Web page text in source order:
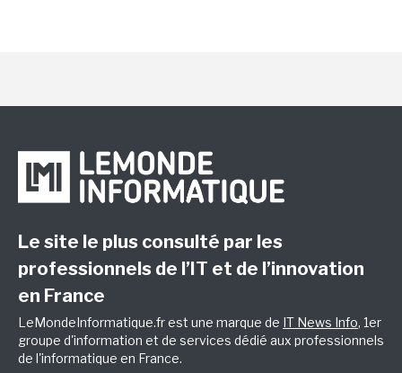
Le site le plus consulté par les
professionnels de l’IT et de l’innovation
en France
LeMondeInformatique.fr est une marque de IT News Info, 1er
groupe d'information et de services dédié aux professionnels
de l'informatique en France.